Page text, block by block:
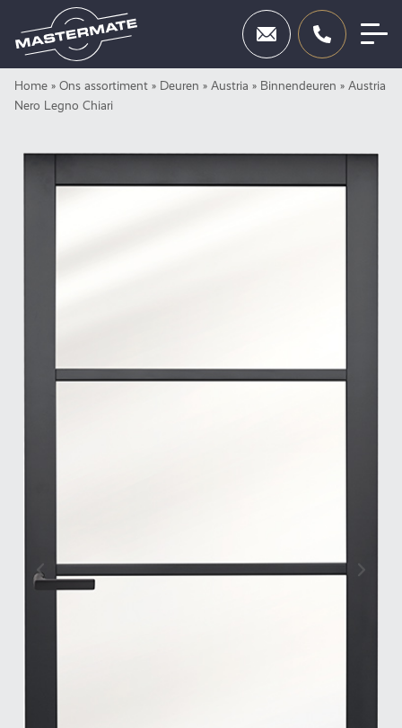
Skip
to
Deuren
Inbraakbeveiliging
Toegangscontrole
Home » Ons assortiment » Deuren » Austria » Binnendeuren » Austria
Nero Legno Chiari